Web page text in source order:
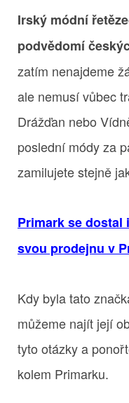
Irský módní
podvědomí
zatím nenajdeme
ale nemusí vůbec
Drážďan nebo
poslední módy za
zamilujete stejně
Primark se dostal
svou prodejnu v
Kdy byla tato
můžeme najít její
tyto otázky a
kolem Primarku.